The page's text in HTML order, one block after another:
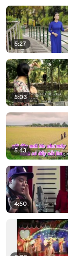
5:27
5:03
5:43
4:50